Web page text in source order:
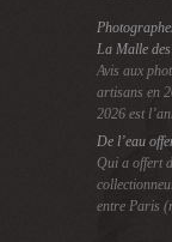
La Malle
Avis aux
artisans en
2026 est
De l’eau
Qui a offert
entre Paris